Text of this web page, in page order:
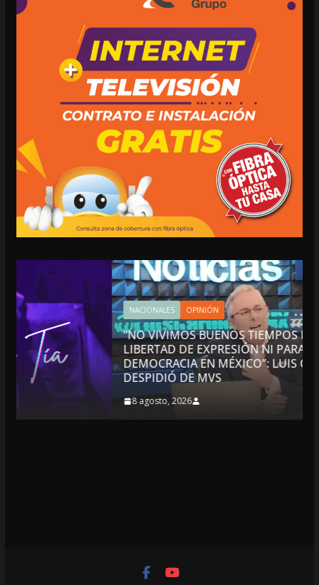
NACIONALES OPINIÓN
“NO VIVIMOS BUENOS TIEMPOS PARA LA
LIBERTAD DE EXPRESIÓN NI PARA LA
DEMOCRACIA EN MÉXICO”: LUIS CÁRDENAS; SE
DESPIDIÓ DE MVS
8 agosto, 2026